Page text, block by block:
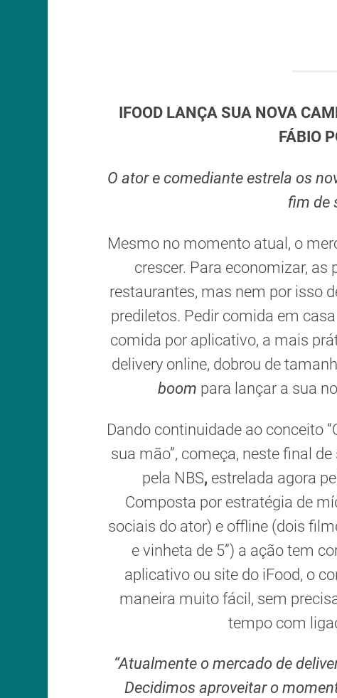
IFOOD LANÇA SUA NOVA
FÁBIO
O ator e comediante estrela os
fim de
Mesmo no momento atual, o
crescer. Para economizar,
restaurantes, mas nem por isso
prediletos. Pedir comida em
comida por aplicativo, a mais
delivery online, dobrou de
boom para lançar a sua
Dando continuidade ao conceito
sua mão”, começa, neste final
pela NBS, estrelada agora
Composta por estratégia de
sociais do ator) e offline (dois
e vinheta de 5”) a ação tem
aplicativo ou site do iFood, o
maneira muito fácil, sem
tempo com
“Atualmente o mercado de
Decidimos aproveitar o